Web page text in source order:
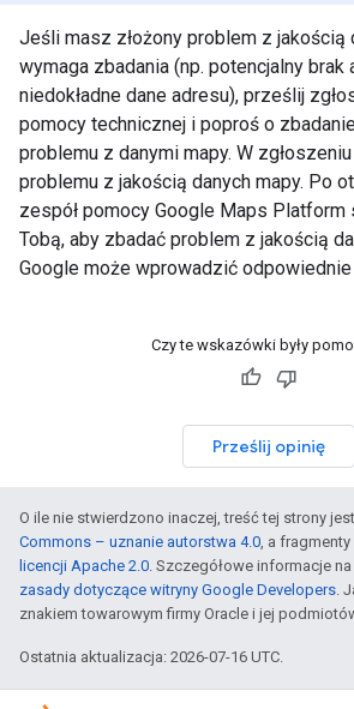
Jeśli masz złożony problem z jakością
wymaga zbadania (np. potencjalny brak
niedokładne dane adresu), prześlij
pomocy technicznej i poproś o
problemu z danymi mapy. W
problemu z jakością danych mapy. Po
zespół pomocy Google Maps Platform
Tobą, aby zbadać problem z jakością
Google może wprowadzić odpowiednie
Czy te wskazówki były
Prześlij opinię
O ile nie stwierdzono inaczej, treść tej strony
Commons – uznanie autorstwa 4.0 , a
licencji Apache 2.0 . Szczegółowe informacje
zasady dotyczące witryny Google Developers .
znakiem towarowym firmy Oracle i jej
Ostatnia aktualizacja: 2026-07-16 UTC.